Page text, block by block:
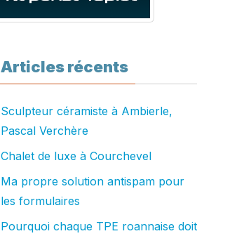
Articles récents
Sculpteur céramiste à Ambierle,
Pascal Verchère
Chalet de luxe à Courchevel
Ma propre solution antispam pour
les formulaires
Pourquoi chaque TPE roannaise doit